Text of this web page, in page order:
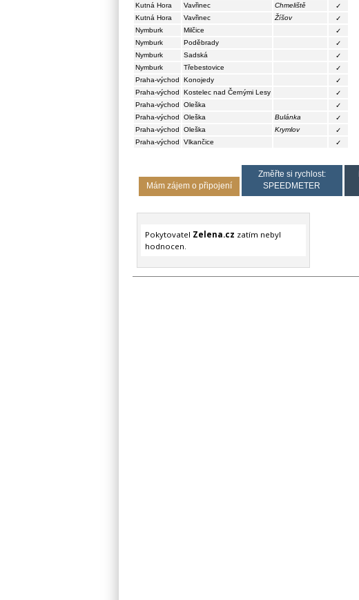
Kutná Hora
Vavřinec Chmeliště
✓
Kutná Hora
Vavřinec Žíšov
✓
Nymburk
Milčice
✓
Nymburk
Poděbrady
✓
Nymburk
Sadská
✓
Nymburk
Třebestovice
✓
Praha-východ
Konojedy
✓
Praha-východ
Kostelec nad Černými Lesy
✓
Praha-východ
Oleška
✓
Praha-východ
Oleška Bulánka
✓
Praha-východ
Oleška Krymlov
✓
Praha-východ
Vlkančice ✓
Mám zájem o připojení
Změřte si rychlost:
SPEEDMETER
Pokytovatel Zelena.cz zatím nebyl
hodnocen.